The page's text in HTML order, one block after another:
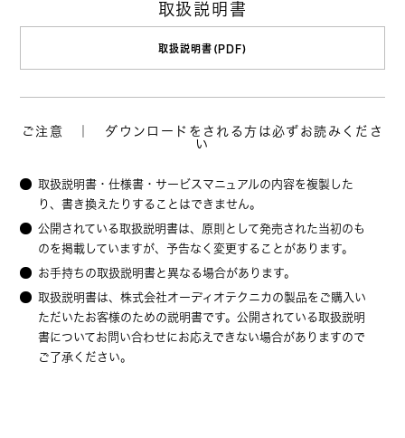
取扱説明書
取扱説明書(PDF)
ご注意 ｜ ダウンロードをされる方は必ずお読みくださ
い
取扱説明書・仕様書・サービスマニュアルの内容を複製した
り、書き換えたりすることはできません。
公開されている取扱説明書は、原則として発売された当初のも
のを掲載していますが、予告なく変更することがあります。
お手持ちの取扱説明書と異なる場合があります。
取扱説明書は、株式会社オーディオテクニカの製品をご購入い
ただいたお客様のための説明書です。公開されている取扱説明
書についてお問い合わせにお応えできない場合がありますので
ご了承ください。